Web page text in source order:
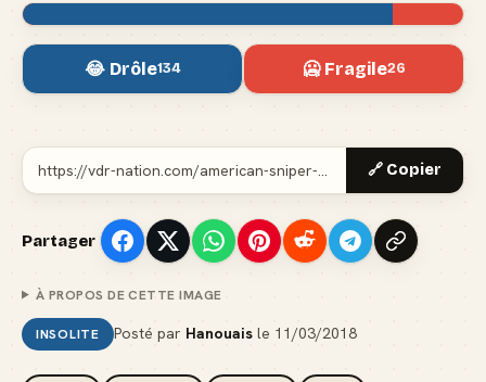
😂 Drôle134 🥶 Fragile26
🔗 Copier
Partager
À PROPOS DE CETTE IMAGE
INSOLITE Posté par Hanouaisle 11/03/2018